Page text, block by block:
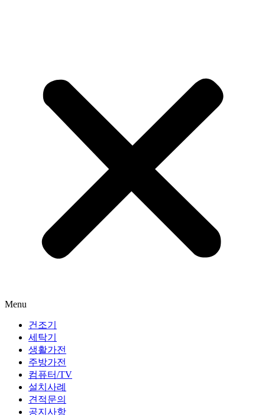
Menu
건조기
세탁기
생활가전
주방가전
컴퓨터/TV
설치사례
견적문의
공지사항